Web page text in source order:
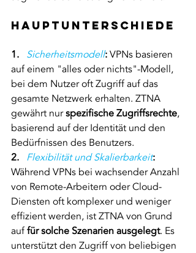
Hauptunterschiede
1. Sicherheitsmodell: VPNs basieren
auf einem "alles oder nichts"-Modell,
bei dem Nutzer oft Zugriff auf das
gesamte Netzwerk erhalten. ZTNA
gewährt nur spezifische Zugriffsrechte,
basierend auf der Identität und den
Bedürfnissen des Benutzers.
2. Flexibilität und Skalierbarkeit:
Während VPNs bei wachsender Anzahl
von Remote-Arbeitern oder Cloud-
Diensten oft komplexer und weniger
effizient werden, ist ZTNA von Grund
auf für solche Szenarien ausgelegt. Es
unterstützt den Zugriff von beliebigen